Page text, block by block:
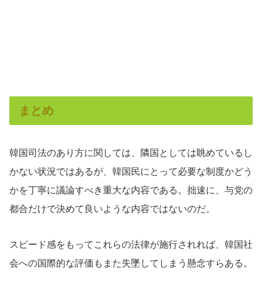
まとめ
韓国司法のあり方に関しては、隣国としては眺めているし
かない状況ではあるが、韓国民にとって必要な制度かどう
かを丁寧に議論すべき重大な内容である。拙速に、与党の
都合だけで決めて良いような内容ではないのだ。
スピード感をもってこれらの法律が施行されれば、韓国社
会への国際的な評価もまた失墜してしまう懸念すらある。